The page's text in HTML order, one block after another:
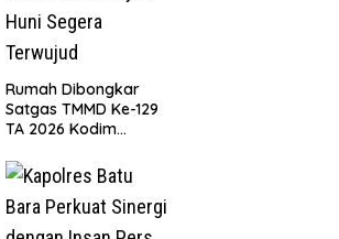
Rumah Dibongkar
Satgas TMMD Ke-129
TA 2026 Kodim
Samsul Bahri Bahagia
Impiannya Miliki
Rumah Layak Huni
Segera Terwujud